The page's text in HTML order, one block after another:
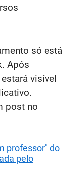
só está
Após
visível
post no
professor" do
pelo